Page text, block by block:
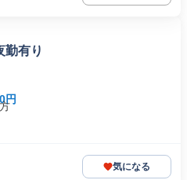
勤有り
円
気になる